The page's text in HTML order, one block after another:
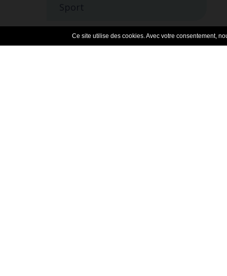
Sport
Ce site utilise des cookies. Avec votre consentement,